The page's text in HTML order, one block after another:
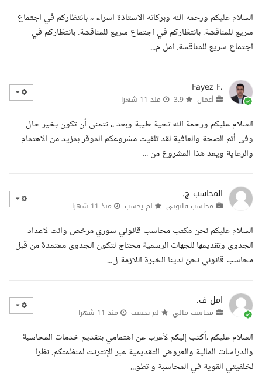
السلام عليكم ورحمه الله وبركاته الاستاذة اسراء ،، بانتظاركم في اجتماع
سريع للمناقشة. بانتظاركم في اجتماع سريع للمناقشة. بانتظاركم في
اجتماع سريع للمناقشة. امل م...
Fayez F.
أعمال منذ 11 شهرا
السلام عليكم ورحمة الله تحية طيبة وبعد ،، نتمنى أن تكون بخير حال
وفى أتم الصحة والعافية لقد تلقيت مشروعكم الموقر بمزيد من الاهتمام
والرعاية ويعد هذا المشروع من ...
المحاسب ج.
محاسب قانوني لم يحسب منذ 11 شهرا
السلام عليكم نحن مكتب محاسب قانوني سوري مرخص وانت لاعداد
الجدوى وتقديمها للجهات الرسمية محتاج لتكون الجدوى معتمدة من قبل
محاسب قانوني نحن لدينا الخبرة اللازمة ل...
امل ف.
محاسب مالي لم يحسب منذ 11 شهرا
السلام عليكم ،أكتب إليكم لأعرب عن اهتمامي بتقديم خدمات المحاسبة
والدراسات المالية والعروض التقديمية عبر الإنترنت لمنظمتكم. نظرا
لخلفيتي القوية في المحاسبة و تطو...